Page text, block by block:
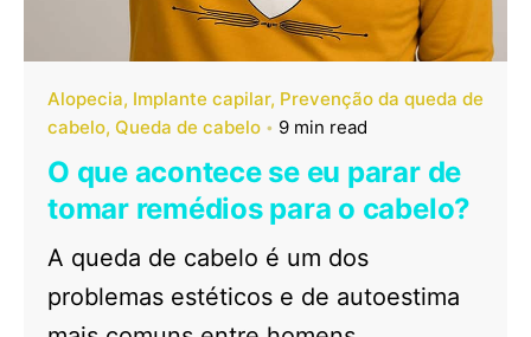
Alopecia Implante capilar Prevenção da queda de
cabelo Queda de cabelo 9 min read
O que acontece se eu parar de
tomar remédios para o cabelo?
A queda de cabelo é um dos
problemas estéticos e de autoestima